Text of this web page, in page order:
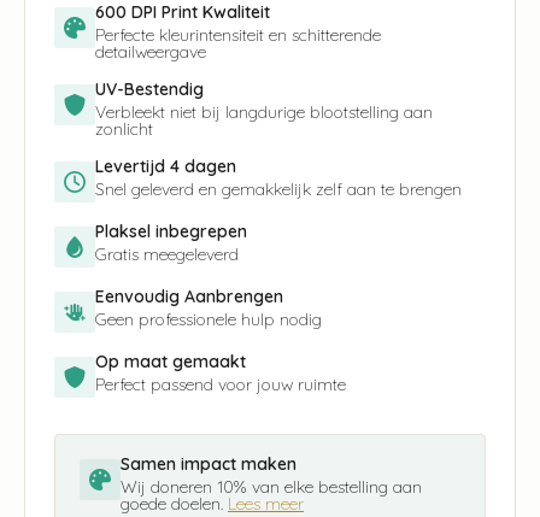
600 DPI Print Kwaliteit
Perfecte kleurintensiteit en schitterende
detailweergave
UV-Bestendig
Verbleekt niet bij langdurige blootstelling aan
zonlicht
Levertijd 4 dagen
Snel geleverd en gemakkelijk zelf aan te brengen
Plaksel inbegrepen
Gratis meegeleverd
Eenvoudig Aanbrengen
Geen professionele hulp nodig
Op maat gemaakt
Perfect passend voor jouw ruimte
Samen impact maken
Wij doneren 10% van elke bestelling aan
goede doelen. Lees meer